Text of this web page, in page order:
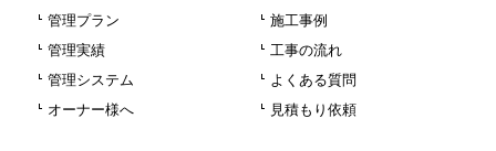
管理プラン
管理実績
管理システム
オーナー様へ
施工事例
工事の流れ
よくある質問
見積もり依頼